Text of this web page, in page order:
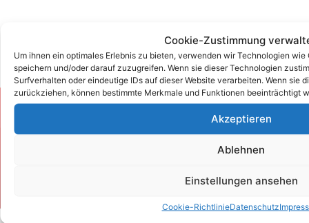
Cookie-Zustimmung
Um ihnen ein optimales Erlebnis zu bieten, verwenden wir Technologien
speichern und/oder darauf zuzugreifen. Wenn sie dieser Technologien
Surfverhalten oder eindeutige IDs auf dieser Website verarbeiten. Wenn sie
zurückziehen, können bestimmte Merkmale und Funktionen beeinträchtigt
Akzeptieren
Ablehnen
Einstellungen ansehen
Cookie-RichtlinieDatenschutz
Zum Kontaktformular